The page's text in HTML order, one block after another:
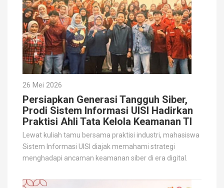
26 Mei 2026
Persiapkan Generasi Tangguh Siber,
Prodi Sistem Informasi UISI Hadirkan
Praktisi Ahli Tata Kelola Keamanan TI
Lewat kuliah tamu bersama praktisi industri, mahasiswa
Sistem Informasi UISI diajak memahami strategi
menghadapi ancaman keamanan siber di era digital.